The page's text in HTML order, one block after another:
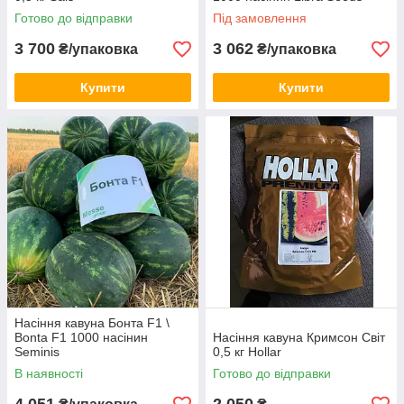
Готово до відправки
3 700 ₴/упаковка
Купити
Під замовлення
3 062 ₴/упаковка
Купити
Насіння кавуна Бонта F1 \
Bonta F1 1000 насінин
Seminis
В наявності
Насіння кавуна Кримсон Світ
0,5 кг Hollar
Готово до відправки